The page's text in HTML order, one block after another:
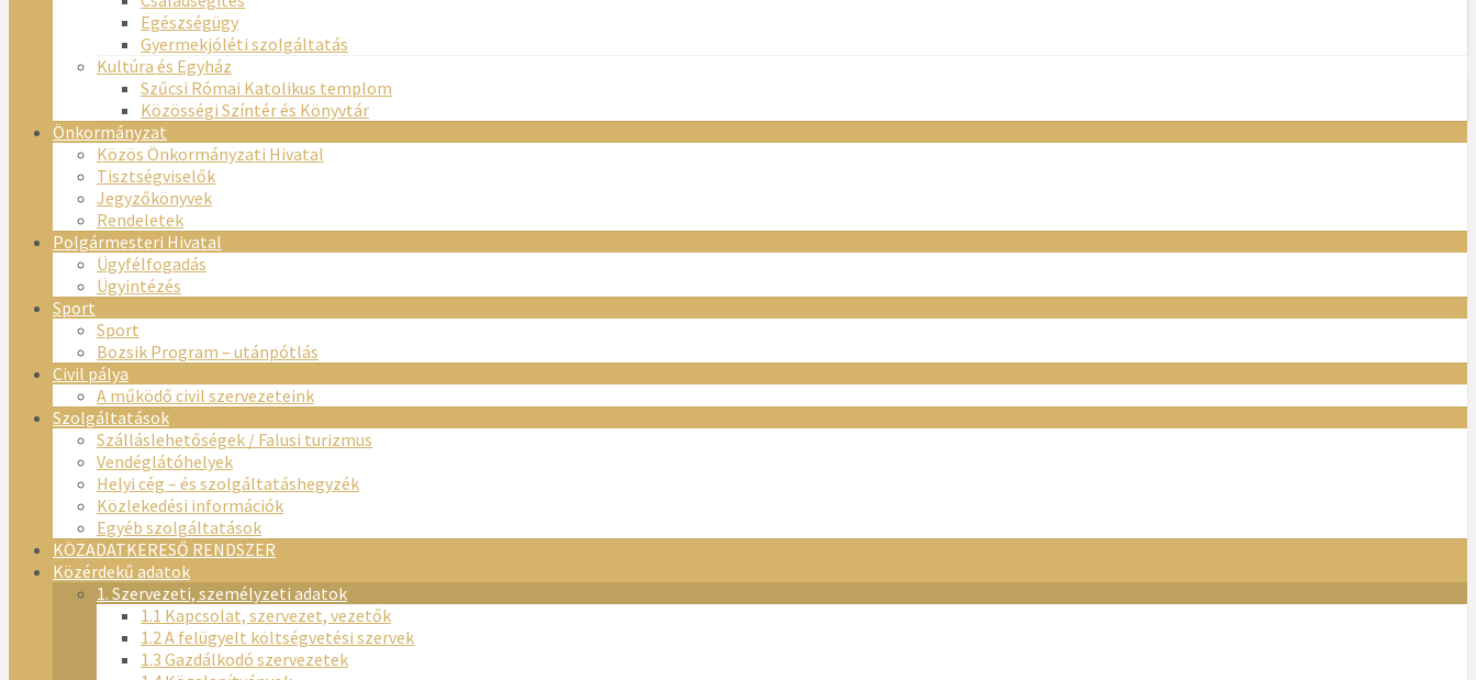
Egészségügy
Gyermekjóléti szolgáltatás
Kultúra és Egyház
Szűcsi Római Katolikus templom
Közösségi Színtér és Könyvtár
Önkormányzat
Közös Önkormányzati Hivatal
Tisztségviselők
Jegyzőkönyvek
Rendeletek
Polgármesteri Hivatal
Ügyfélfogadás
Ügyintézés
Sport
Sport
Bozsik Program – utánpótlás
Civil pálya
A működő civil szervezeteink
Szolgáltatások
Szálláslehetőségek / Falusi turizmus
Vendéglátóhelyek
Helyi cég – és szolgáltatáshegyzék
Közlekedési információk
Egyéb szolgáltatások
KÖZADATKERESŐ RENDSZER
Közérdekű adatok
1. Szervezeti, személyzeti adatok
1.1 Kapcsolat, szervezet, vezetők
1.2 A felügyelt költségvetési szervek
1.3 Gazdálkodó szervezetek